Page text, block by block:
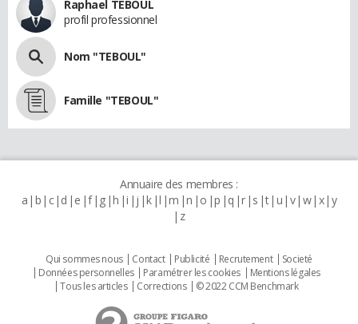
Raphael TEBOUL
profil professionnel
Nom "TEBOUL"
Famille "TEBOUL"
Annuaire des membres :
a b c d e f g h i j k l m n o p q r s t u v w x y
z
Qui sommes nous Contact Publicité Recrutement
Societé
Données personnelles
Paramétrer les cookies
Mentions légales
Tous les articles
Corrections © 2022 CCM Benchmark